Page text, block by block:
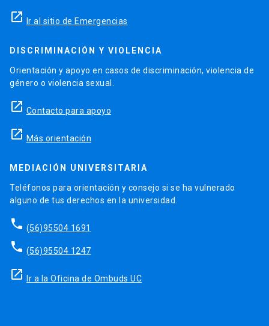
launch Ir al sitio de Emergencias
DISCRIMINACIÓN Y VIOLENCIA
Orientación y apoyo en casos de discriminación, violencia de
género o violencia sexual.
launch Contacto para apoyo
launch Más orientación
MEDIACIÓN UNIVERSITARIA
Teléfonos para orientación y consejo si se ha vulnerado
alguno de tus derechos en la universidad.
phone (56)95504 1691
phone (56)95504 1247
launch Ir a la Oficina de Ombuds UC